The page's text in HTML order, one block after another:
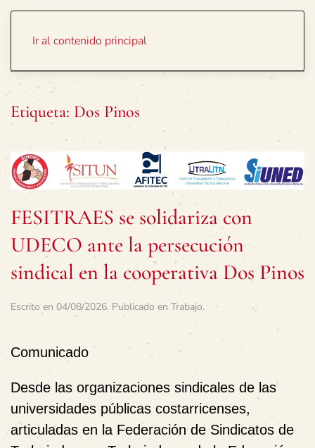
Ir al contenido principal
Etiqueta: Dos Pinos
FESITRAES se solidariza con
UDECO ante la persecución
sindical en la cooperativa Dos Pinos
Escrito en 04/08/2026. Publicado en Trabajo.
Comunicado
Desde las organizaciones sindicales de las
universidades públicas costarricenses,
articuladas en la Federación de Sindicatos de